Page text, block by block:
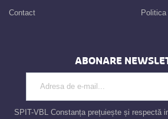
Contact
ABONARE
SPIT-VBL Constanța prețuiește și respectă